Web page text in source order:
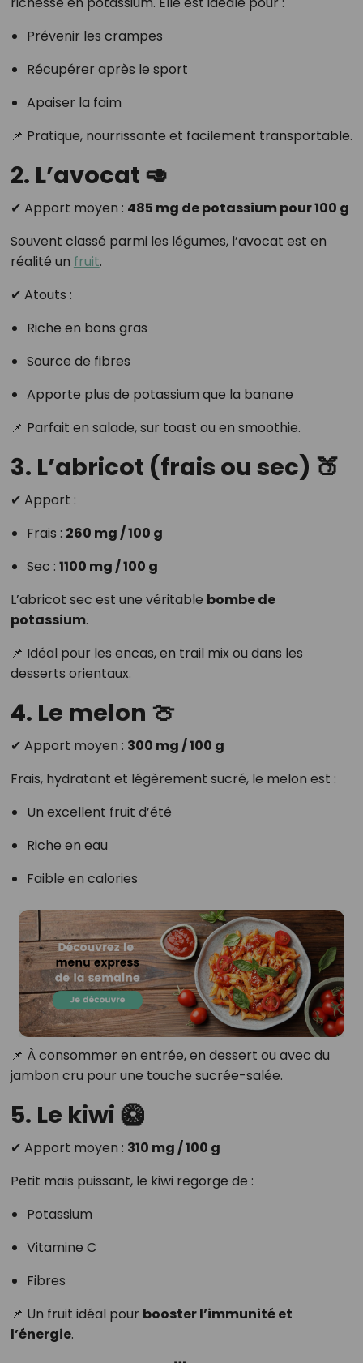
Prévenir les crampes
Récupérer après le sport
Apaiser la faim
📌 Pratique, nourrissante et facilement transportable.
2. L’avocat 🥑
✔ Apport moyen : 485 mg de potassium pour 100 g
Souvent classé parmi les légumes, l’avocat est en
réalité un fruit.
✔ Atouts :
Riche en bons gras
Source de fibres
Apporte plus de potassium que la banane
📌 Parfait en salade, sur toast ou en smoothie.
3. L’abricot (frais ou sec) 🍑
✔ Apport :
Frais : 260 mg / 100 g
Sec : 1100 mg / 100 g
L’abricot sec est une véritable bombe de
potassium.
📌 Idéal pour les encas, en trail mix ou dans les
desserts orientaux.
4. Le melon 🍈
✔ Apport moyen : 300 mg / 100 g
Frais, hydratant et légèrement sucré, le melon est :
Un excellent fruit d’été
Riche en eau
Faible en calories
📌 À consommer en entrée, en dessert ou avec du
jambon cru pour une touche sucrée-salée.
5. Le kiwi 🥝
✔ Apport moyen : 310 mg / 100 g
Petit mais puissant, le kiwi regorge de :
Potassium
Vitamine C
Fibres
📌 Un fruit idéal pour booster l’immunité et
l’énergie.